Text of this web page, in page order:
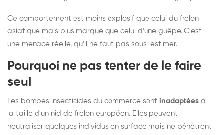
Ce comportement est moins explosif que celui du frelon
asiatique mais plus marqué que celui d'une guêpe. C'est
une menace réelle, qu'il ne faut pas sous-estimer.
Pourquoi ne pas tenter de le faire
seul
Les bombes insecticides du commerce sont inadaptées à
la taille d'un nid de frelon européen. Elles peuvent
neutraliser quelques individus en surface mais ne pénètrent